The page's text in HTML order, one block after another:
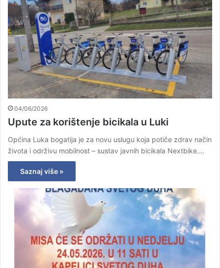
04/06/2026
Upute za korištenje bicikala u Luki
Općina Luka bogatija je za novu uslugu koja potiče zdrav način
života i održivu mobilnost – sustav javnih bicikala Nextbike.…
Saznaj više »